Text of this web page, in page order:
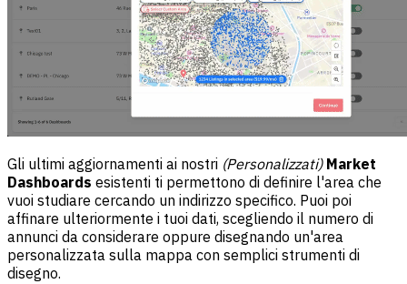
Gli ultimi aggiornamenti ai nostri (Personalizzati) Market
Dashboards esistenti ti permettono di definire l'area che
vuoi studiare cercando un indirizzo specifico. Puoi poi
affinare ulteriormente i tuoi dati, scegliendo il numero di
annunci da considerare oppure disegnando un'area
personalizzata sulla mappa con semplici strumenti di
disegno.